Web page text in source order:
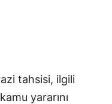
tahsisi, ilgili
yararını